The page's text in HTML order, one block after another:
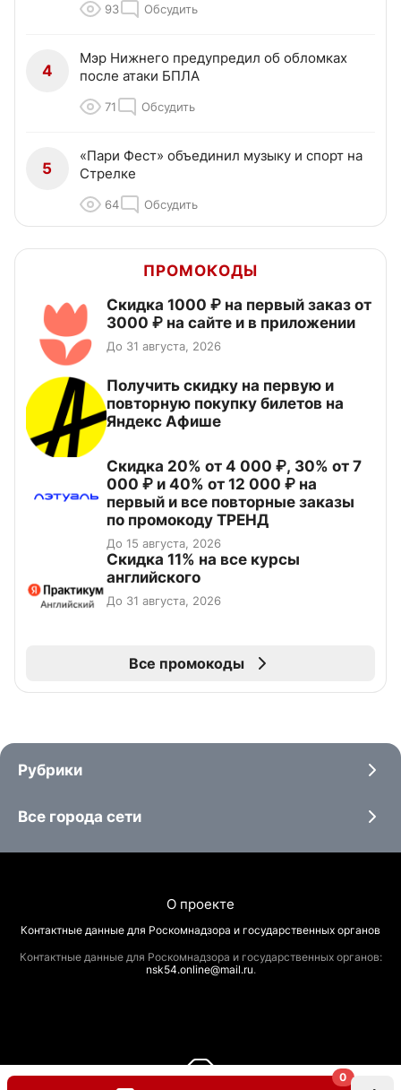
0
93 Обсудить
4
Мэр Нижнего предупредил об обломках
после атаки БПЛА
71 Обсудить
5
«Пари Фест» объединил музыку и спорт на
Стрелке
64 Обсудить
ПРОМОКОДЫ
Скидка 1000 ₽ на первый заказ от
3000 ₽ на сайте и в приложении
До 31 августа, 2026
Получить скидку на первую и
повторную покупку билетов на
Яндекс Афише
Скидка 20% от 4 000 ₽, 30% от 7
000 ₽ и 40% от 12 000 ₽ на
первый и все повторные заказы
по промокоду ТРЕНД
До 15 августа, 2026
Скидка 11% на все курсы
английского
До 31 августа, 2026
Все промокоды
Рубрики
Все города сети
О проекте
Контактные данные для Роскомнадзора и государственных органов
Контактные данные для Роскомнадзора и государственных органов:
nsk54.online@mail.ru.